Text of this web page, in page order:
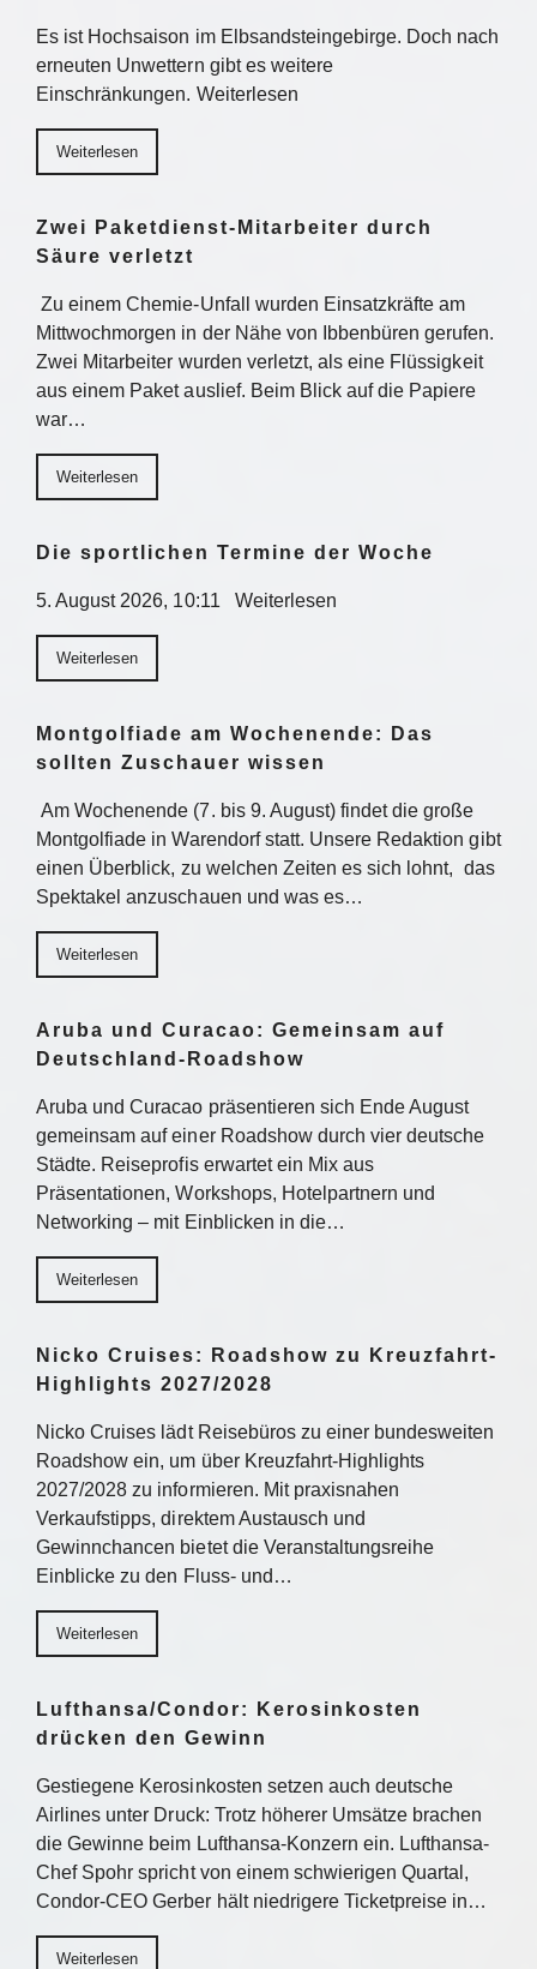
Es ist Hochsaison im Elbsandsteingebirge. Doch nach
erneuten Unwettern gibt es weitere
Einschränkungen. Weiterlesen
Weiterlesen
Zwei Paketdienst-Mitarbeiter durch
Säure verletzt
Zu einem Chemie-Unfall wurden Einsatzkräfte am
Mittwochmorgen in der Nähe von Ibbenbüren gerufen.
Zwei Mitarbeiter wurden verletzt, als eine Flüssigkeit
aus einem Paket auslief. Beim Blick auf die Papiere
war…
Weiterlesen
Die sportlichen Termine der Woche
5. August 2026, 10:11 Weiterlesen
Weiterlesen
Montgolfiade am Wochenende: Das
sollten Zuschauer wissen
Am Wochenende (7. bis 9. August) findet die große
Montgolfiade in Warendorf statt. Unsere Redaktion gibt
einen Überblick, zu welchen Zeiten es sich lohnt, das
Spektakel anzuschauen und was es…
Weiterlesen
Aruba und Curacao: Gemeinsam auf
Deutschland-Roadshow
Aruba und Curacao präsentieren sich Ende August
gemeinsam auf einer Roadshow durch vier deutsche
Städte. Reiseprofis erwartet ein Mix aus
Präsentationen, Workshops, Hotelpartnern und
Networking – mit Einblicken in die…
Weiterlesen
Nicko Cruises: Roadshow zu Kreuzfahrt-
Highlights 2027/2028
Nicko Cruises lädt Reisebüros zu einer bundesweiten
Roadshow ein, um über Kreuzfahrt-Highlights
2027/2028 zu informieren. Mit praxisnahen
Verkaufstipps, direktem Austausch und
Gewinnchancen bietet die Veranstaltungsreihe
Einblicke zu den Fluss- und…
Weiterlesen
Lufthansa/Condor: Kerosinkosten
drücken den Gewinn
Gestiegene Kerosinkosten setzen auch deutsche
Airlines unter Druck: Trotz höherer Umsätze brachen
die Gewinne beim Lufthansa-Konzern ein. Lufthansa-
Chef Spohr spricht von einem schwierigen Quartal,
Condor-CEO Gerber hält niedrigere Ticketpreise in…
Weiterlesen